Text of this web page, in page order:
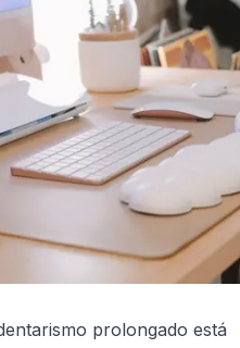
prolongado está